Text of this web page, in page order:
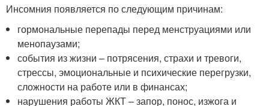
Инсомния появляется по следующим причинам:
гормональные перепады перед менструациями или
менопаузами;
события из жизни – потрясения, страхи и тревоги,
стрессы, эмоциональные и психические перегрузки,
сложности на работе или в финансах;
нарушения работы ЖКТ – запор, понос, изжога и